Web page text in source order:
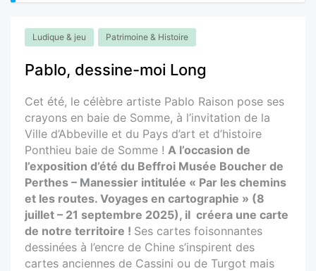
Ludique & jeu Patrimoine & Histoire
Pablo, dessine-moi Long
Cet été, le célèbre artiste Pablo Raison pose ses
crayons en baie de Somme, à l’invitation de la
Ville d’Abbeville et du Pays d’art et d’histoire
Ponthieu baie de Somme ! A l’occasion de
l’exposition d’été du Beffroi Musée Boucher de
Perthes – Manessier intitulée « Par les chemins
et les routes. Voyages en cartographie » (8
juillet – 21 septembre 2025), il créera une carte
de notre territoire ! Ses cartes foisonnantes
dessinées à l’encre de Chine s’inspirent des
cartes anciennes de Cassini ou de Turgot mais